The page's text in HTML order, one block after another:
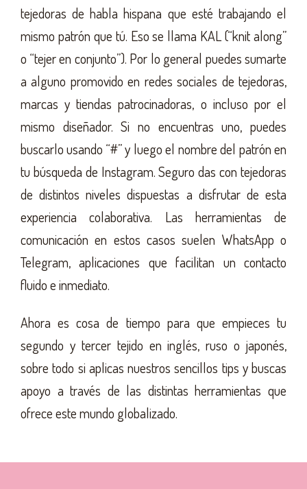
tejedoras de habla hispana que esté trabajando el
mismo patrón que tú. Eso se llama KAL (“knit along”
o “tejer en conjunto”). Por lo general puedes sumarte
a alguno promovido en redes sociales de tejedoras,
marcas y tiendas patrocinadoras, o incluso por el
mismo diseñador. Si no encuentras uno, puedes
buscarlo usando “#” y luego el nombre del patrón en
tu búsqueda de Instagram. Seguro das con tejedoras
de distintos niveles dispuestas a disfrutar de esta
experiencia colaborativa. Las herramientas de
comunicación en estos casos suelen WhatsApp o
Telegram, aplicaciones que facilitan un contacto
fluido e inmediato.
Ahora es cosa de tiempo para que empieces tu
segundo y tercer tejido en inglés, ruso o japonés,
sobre todo si aplicas nuestros sencillos tips y buscas
apoyo a través de las distintas herramientas que
ofrece este mundo globalizado.